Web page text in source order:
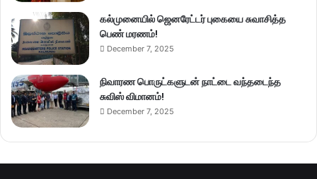
கல்முனையில் ஜெனரேட்டர் புகையை சுவாசித்த
பெண் மரணம்!
December 7, 2025
நிவாரண பொருட்களுடன் நாட்டை வந்தடைந்த
சுவிஸ் விமானம்!
December 7, 2025